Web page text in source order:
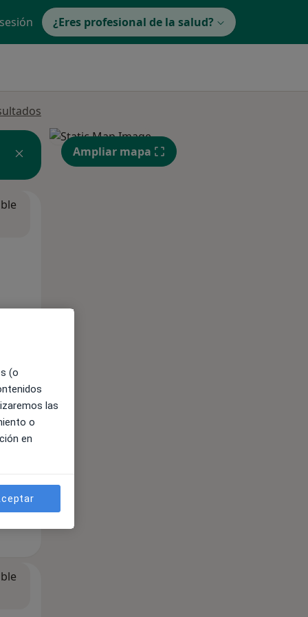
¿Eres profesional de la salud?
Ampliar mapa
(o
las
o
en